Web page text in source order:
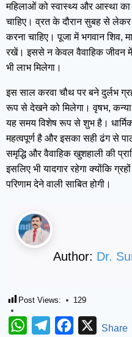
महिलाओं को स्वास्थ्य और आस्था का
चाहिए। व्रत के दौरान सुबह से लेकर
करना चाहिए। पूजा में भगवान शिव,
रखें। इससे न केवल वैवाहिक जीवन में
भी लाभ मिलेगा।
इस साल करवा चौथ पर बने दुर्लभ
रूप से देखने को मिलेगा। वृषभ,
यह समय विशेष रूप से शुभ है।
महत्वपूर्ण है और इसका सही ढंग से
समृद्धि और वैवाहिक खुशहाली की
इसलिए भी यादगार रहेगा क्योंकि
परिणाम देने वाली साबित होगी।
Author: Dr.
Post Views: 129
WhatsAppTelegramFacebook
XShare